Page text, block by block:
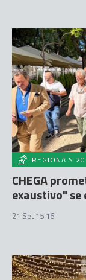
REGIONAIS
CHEGA
exaustivo"
21 Set 15:16